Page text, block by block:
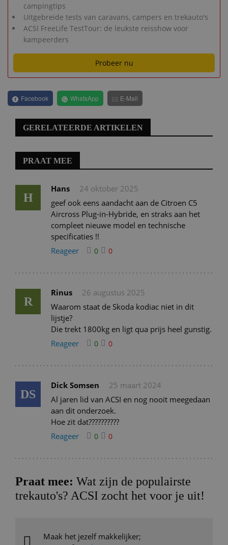
campingtips
Uitgebreide tests van caravans, campers en trekauto's
ACSI FreeLife TestTour: de leukste reisshow voor
kampeerders
Probeer nu
Facebook WhatsApp E-Mail
GERELATEERDE ARTIKELEN
PRAAT MEE
H
Hans
24 oktober 2025
geef ook eens aandacht aan de Citroen C5
Aircross Plug-in-Hybride, en straks aan het
compleet nieuwe model en technische
specificaties !!
Reageer
0 0
R
Rinus
26 augustus 2025
Waarom staat de Skoda kodiac niet in dit
lijstje?
Die trekt 1800kg en ligt qua prijs heel gunstig.
Reageer
0 0
DS
Dick Somsen
25 maart 2024
Al jaren lid van ACSI en nog nooit meegedaan
aan dit onderzoek.
Hoe zit dat??????????
Reageer
0 0
Praat mee: Wat zijn de populairste
trekauto's? ACSI zocht het voor je uit!
Maak het jezelf makkelijker;